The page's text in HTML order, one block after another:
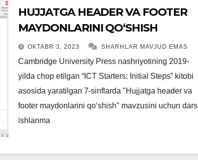
HUJJATGA HEADER VA FOOTER
MAYDONLARINI QOʻSHISH
OKTABR 3, 2023 SHARHLAR MAVJUD EMAS
Cambridge University Press nashriyotining 2019-
yilda chop etilgan “ICT Starters: Initial Steps” kitobi
asosida yaratilgan 7-sinflarda "Hujjatga header va
footer maydonlarini qoʻshish" mavzusini uchun dars
ishlanma